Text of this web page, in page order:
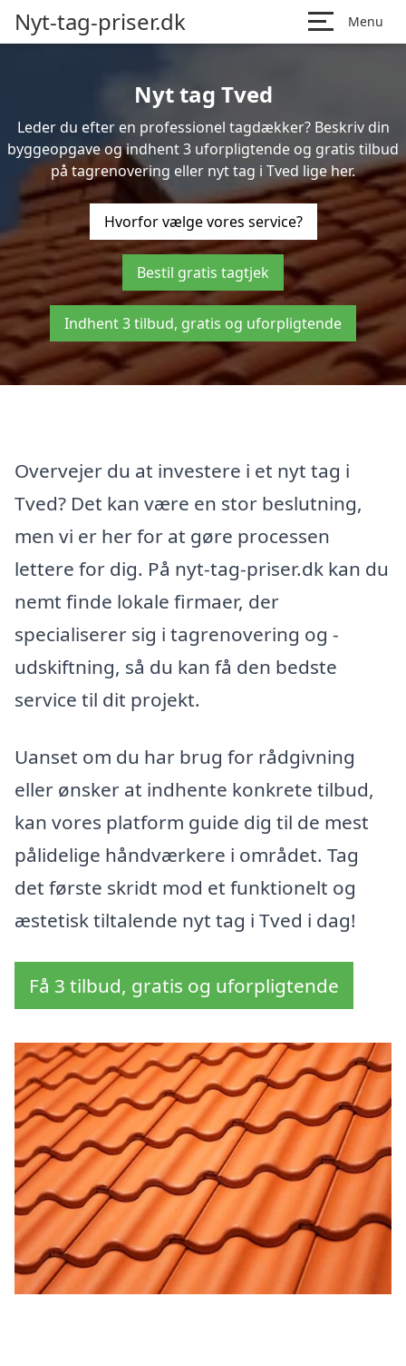
Nyt-tag-priser.dk Menu
Nyt tag Tved
Leder du efter en professionel tagdækker? Beskriv din
byggeopgave og indhent 3 uforpligtende og gratis tilbud
på tagrenovering eller nyt tag i Tved lige her.
Hvorfor vælge vores service?
Bestil gratis tagtjek
Indhent 3 tilbud, gratis og uforpligtende
Overvejer du at investere i et nyt tag i
Tved? Det kan være en stor beslutning,
men vi er her for at gøre processen
lettere for dig. På nyt-tag-priser.dk kan du
nemt finde lokale firmaer, der
specialiserer sig i tagrenovering og -
udskiftning, så du kan få den bedste
service til dit projekt.
Uanset om du har brug for rådgivning
eller ønsker at indhente konkrete tilbud,
kan vores platform guide dig til de mest
pålidelige håndværkere i området. Tag
det første skridt mod et funktionelt og
æstetisk tiltalende nyt tag i Tved i dag!
Få 3 tilbud, gratis og uforpligtende